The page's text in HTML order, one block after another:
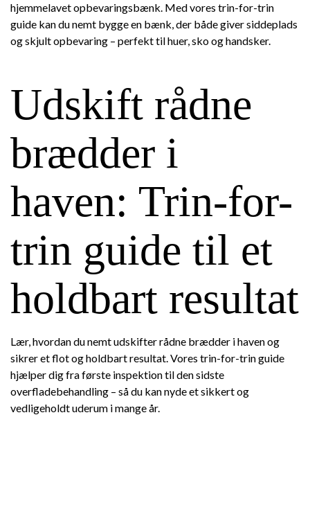
hjemmelavet opbevaringsbænk. Med vores trin-for-trin
guide kan du nemt bygge en bænk, der både giver siddeplads
og skjult opbevaring – perfekt til huer, sko og handsker.
Udskift rådne
brædder i
haven: Trin-for-
trin guide til et
holdbart resultat
Lær, hvordan du nemt udskifter rådne brædder i haven og
sikrer et flot og holdbart resultat. Vores trin-for-trin guide
hjælper dig fra første inspektion til den sidste
overfladebehandling – så du kan nyde et sikkert og
vedligeholdt uderum i mange år.